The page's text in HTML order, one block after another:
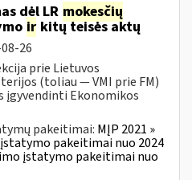
dėl LR mokesčių
ir kitų teisės aktų
26
prie Lietuvos
(toliau — VMI prie FM)
įgyvendinti Ekonomikos
pakeitimai: MĮP 2021 »
pakeitimai nuo 2024
įstatymo pakeitimai nuo